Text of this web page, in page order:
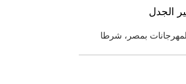
الجدل
بمصر، شرطا